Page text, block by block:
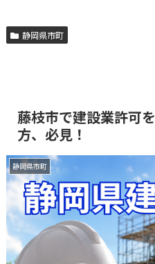
静岡県市町
藤枝市で建設業許可
方、必見！
静岡県市町